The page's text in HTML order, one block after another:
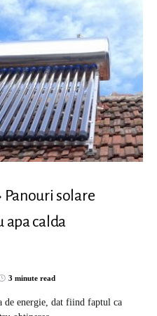
Panouri solare
apa calda
3 minute read
de energie, dat fiind faptul ca